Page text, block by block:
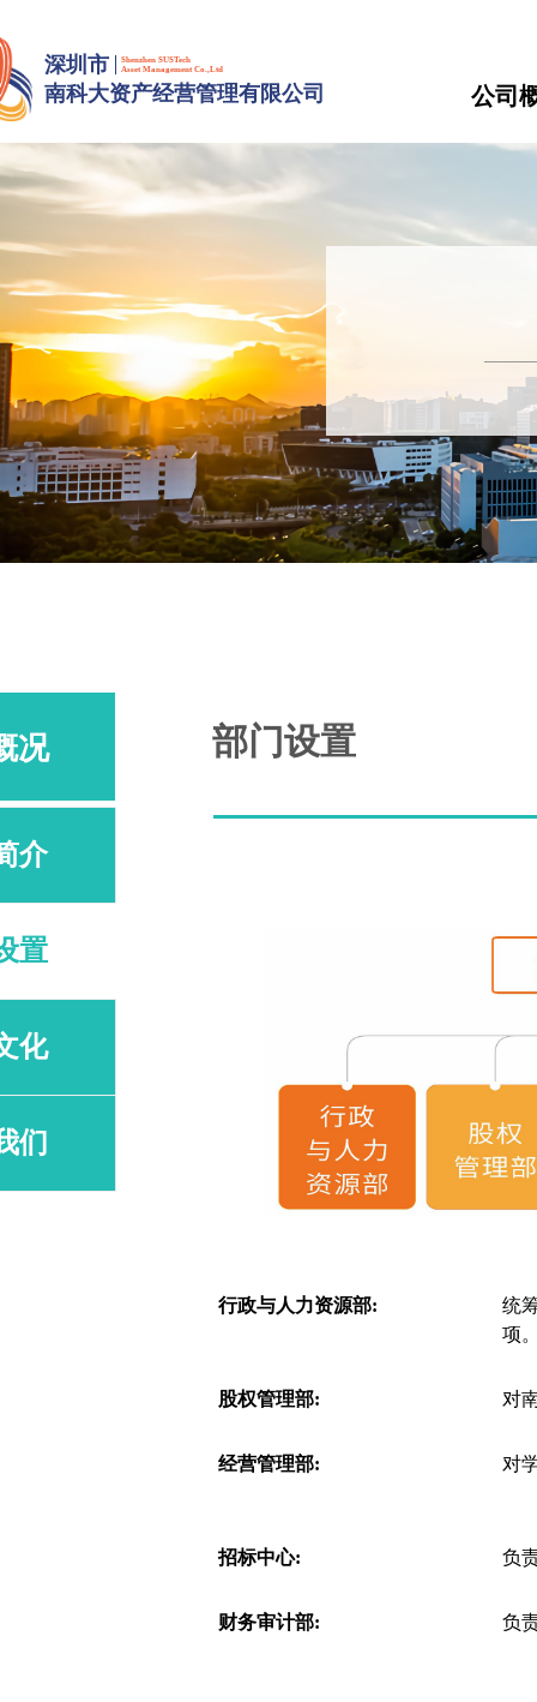
公司
深圳市
Shenzhen SUSTech
Asset Management Co.,Ltd
南科大资产经营管理有限公司
介
置
化
们
部门设置
行政与人力资源部:
统
项
股权管理部: 对
经营管理部: 对
招标中心: 负
财务审计部: 负
况